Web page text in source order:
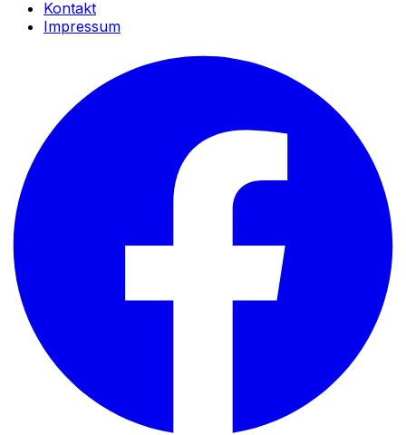
Kontakt
Impressum